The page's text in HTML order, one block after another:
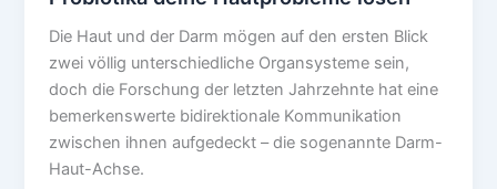
Die Haut und der Darm mögen auf den ersten Blick
zwei völlig unterschiedliche Organsysteme sein,
doch die Forschung der letzten Jahrzehnte hat eine
bemerkenswerte bidirektionale Kommunikation
zwischen ihnen aufgedeckt – die sogenannte Darm-
Haut-Achse.